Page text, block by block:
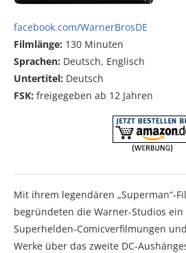
facebook.com/WarnerBrosDE
Filmlänge: 130 Minuten
Sprachen: Deutsch, Englisch
Untertitel: Deutsch
FSK: freigegeben ab 12 Jahren
Mit ihrem legendären „Superman“-
begründeten die Warner-Studios
Superhelden-Comicverfilmungen
Werke über das zweite DC-